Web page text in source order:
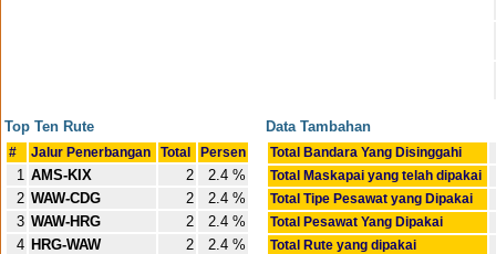
Top Ten Rute
# Jalur Penerbangan Total Persen
1 AMS-KIX 2
2.4 %
2 WAW-CDG 2
2.4 %
3 WAW-HRG 2
2.4 %
4 HRG-WAW 2
2.4 %
Data Tambahan
Total Bandara Yang Disinggahi
Total Maskapai yang telah dipakai
Total Tipe Pesawat yang Dipakai
Total Pesawat Yang Dipakai
Total Rute yang dipakai